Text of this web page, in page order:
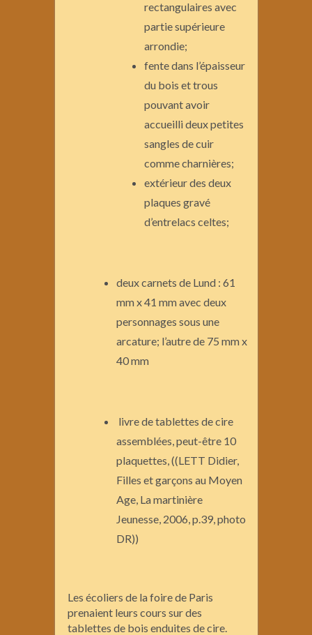
rectangulaires avec
partie supérieure
arrondie;
fente dans l’épaisseur
du bois et trous
pouvant avoir
accueilli deux petites
sangles de cuir
comme charnières;
extérieur des deux
plaques gravé
d’entrelacs celtes;
deux carnets de Lund : 61
mm x 41 mm avec deux
personnages sous une
arcature; l’autre de 75 mm x
40 mm
livre de tablettes de cire
assemblées, peut-être 10
plaquettes, ((LETT Didier,
Filles et garçons au Moyen
Age, La martinière
Jeunesse, 2006, p.39, photo
DR))
Les écoliers de la foire de Paris
prenaient leurs cours sur des
tablettes de bois enduites de cire.